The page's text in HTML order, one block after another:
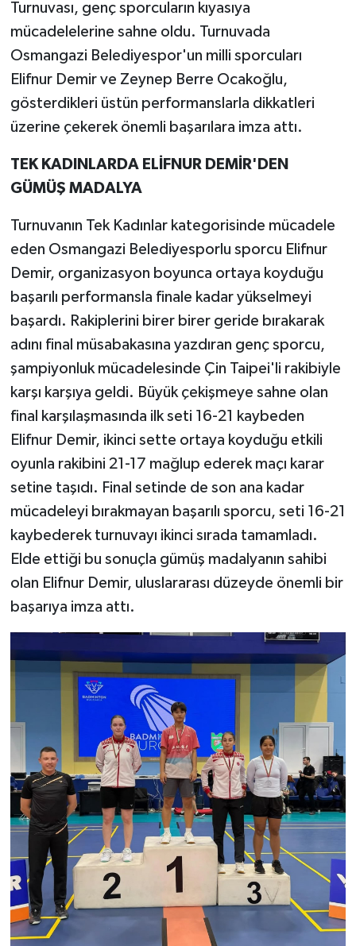
Turnuvası, genç sporcuların kıyasıya
mücadelelerine sahne oldu. Turnuvada
Osmangazi Belediyespor'un milli sporcuları
Elifnur Demir ve Zeynep Berre Ocakoğlu,
gösterdikleri üstün performanslarla dikkatleri
üzerine çekerek önemli başarılara imza attı.
TEK KADINLARDA ELİFNUR DEMİR'DEN
GÜMÜŞ MADALYA
Turnuvanın Tek Kadınlar kategorisinde mücadele
eden Osmangazi Belediyesporlu sporcu Elifnur
Demir, organizasyon boyunca ortaya koyduğu
başarılı performansla finale kadar yükselmeyi
başardı. Rakiplerini birer birer geride bırakarak
adını final müsabakasına yazdıran genç sporcu,
şampiyonluk mücadelesinde Çin Taipei'li rakibiyle
karşı karşıya geldi. Büyük çekişmeye sahne olan
final karşılaşmasında ilk seti 16-21 kaybeden
Elifnur Demir, ikinci sette ortaya koyduğu etkili
oyunla rakibini 21-17 mağlup ederek maçı karar
setine taşıdı. Final setinde de son ana kadar
mücadeleyi bırakmayan başarılı sporcu, seti 16-21
kaybederek turnuvayı ikinci sırada tamamladı.
Elde ettiği bu sonuçla gümüş madalyanın sahibi
olan Elifnur Demir, uluslararası düzeyde önemli bir
başarıya imza attı.